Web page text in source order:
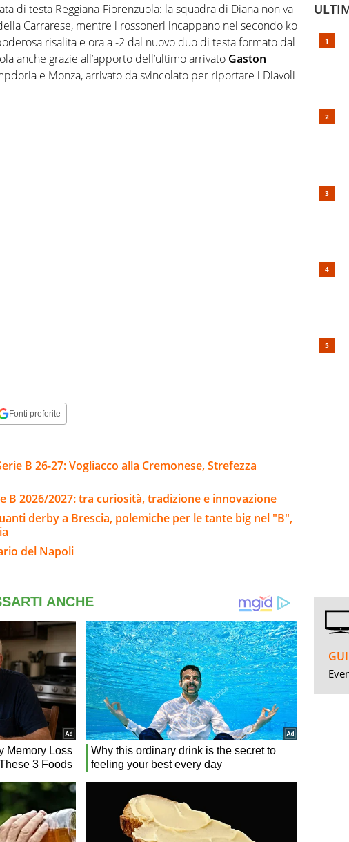
di testa Reggiana-Fiorenzuola: la squadra di Diana non va
Carrarese, mentre i rossoneri incappano nel secondo ko
risalita e ora a -2 dal nuovo duo di testa formato dal
anche grazie all’apporto dell’ultimo arrivato Gaston
e Monza, arrivato da svincolato per riportare i Diavoli
Fonti preferite
B 26-27: Vogliacco alla Cremonese, Strefezza
B 2026/2027: tra curiosità, tradizione e innovazione
derby a Brescia, polemiche per le tante big nel "B",
del Napoli